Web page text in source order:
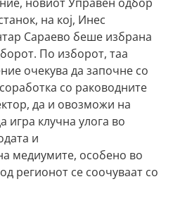
на кој, Инес
Сараево беше избрана
По изборот, таа
очекува да започне со
со раководните
да и овозможи на
клучна улога во
и
медиумите, особено во
регионот се соочуваат со